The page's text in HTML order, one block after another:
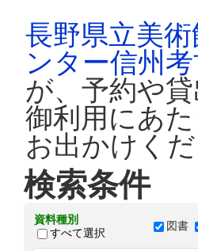
長野県立美
ンター信州
が、予約や
御利用にあ
お出かけくだ
検索条件
資料種別
すべて選択
図書